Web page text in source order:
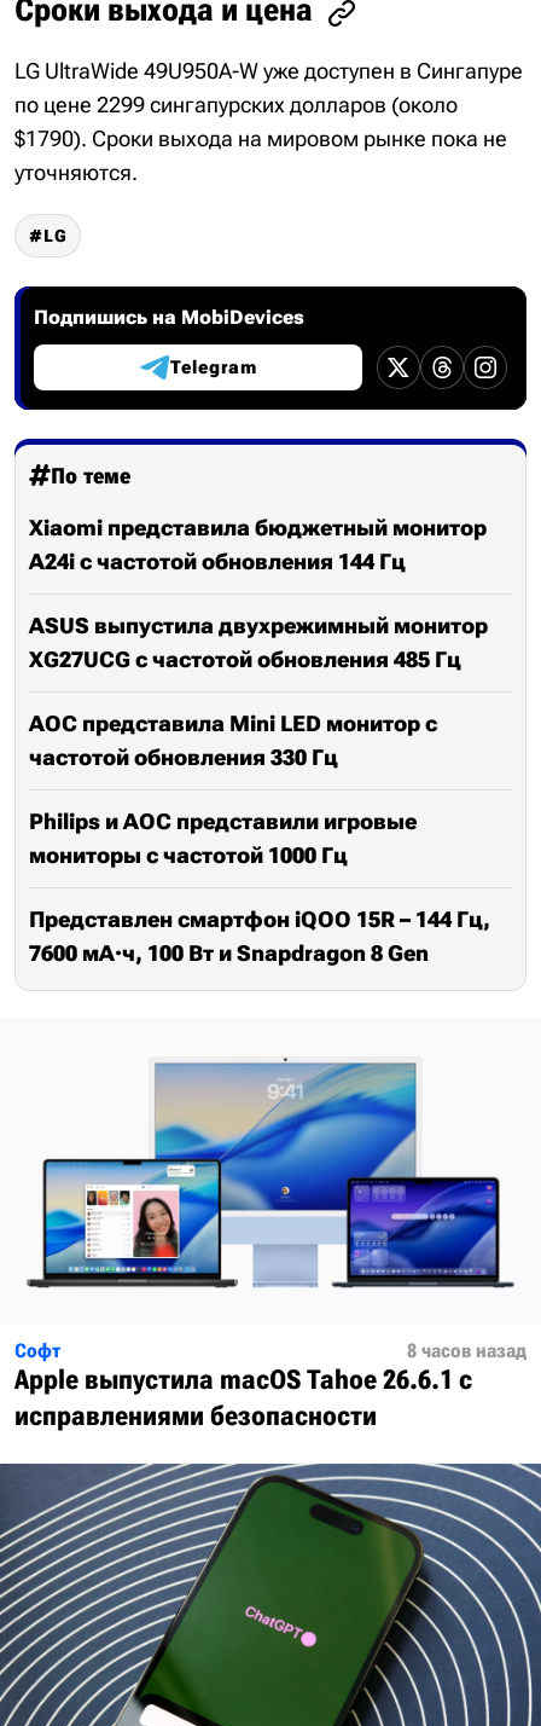
Сроки выхода и цена
LG UltraWide 49U950A-W уже доступен в Сингапуре
по цене 2299 сингапурских долларов (около
$1790). Сроки выхода на мировом рынке пока не
уточняются.
LG
Подпишись на MobiDevices
Telegram
По теме
Xiaomi представила бюджетный монитор
A24i с частотой обновления 144 Гц
ASUS выпустила двухрежимный монитор
XG27UCG с частотой обновления 485 Гц
AOC представила Mini LED монитор с
частотой обновления 330 Гц
Philips и AOC представили игровые
мониторы с частотой 1000 Гц
Представлен смартфон iQOO 15R – 144 Гц,
7600 мА·ч, 100 Вт и Snapdragon 8 Gen
Софт 8 часов назад
Apple выпустила macOS Tahoe 26.6.1 с
исправлениями безопасности